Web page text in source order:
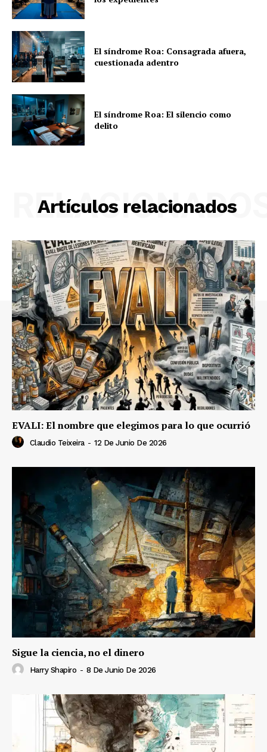
El síndrome Roa: Consagrada afuera,
cuestionada adentro
El síndrome Roa: El silencio como
delito
Artículos relacionados
EVALI: El nombre que elegimos para lo que ocurrió
Claudio Teixeira - 12 De Junio De 2026
Sigue la ciencia, no el dinero
Harry Shapiro - 8 De Junio De 2026